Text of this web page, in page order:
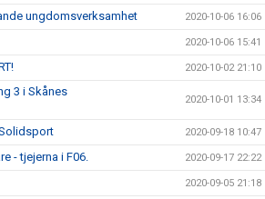
ungdomsverksamhet 2020-10-06 16:06
2020-10-06 15:41
2020-10-02 21:10
3 i Skånes
2020-10-01 13:34
2020-09-18 10:47
- tjejerna i F06. 2020-09-17 22:22
2020-09-05 21:18